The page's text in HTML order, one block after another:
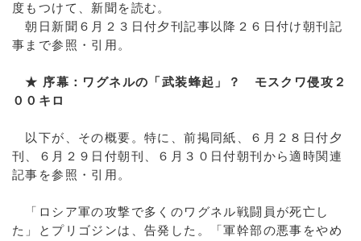
度もつけて、新聞を読む。
朝日新聞６月２３日付夕刊記事以降２６日付け朝刊記
事まで参照・引用。
★ 序幕：ワグネルの「武装蜂起」？ モスクワ侵攻２
００キロ
以下が、その概要。特に、前掲同紙、６月２８日付夕
刊、６月２９日付朝刊、６月３０日付朝刊から適時関連
記事を参照・引用。
「ロシア軍の攻撃で多くのワグネル戦闘員が死亡し
た」とプリゴジンは、告発した。「軍幹部の悪事をやめ